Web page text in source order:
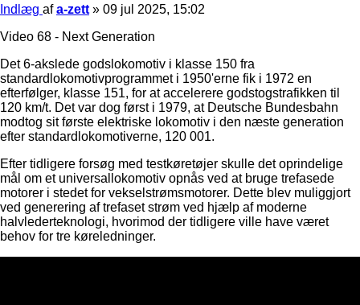
Indlæg afa-zett » 09 jul 2025, 15:02
Video 68 - Next Generation
Det 6-akslede godslokomotiv i klasse 150 fra
standardlokomotivprogrammet i 1950'erne fik i 1972 en
efterfølger, klasse 151, for at accelerere godstogstrafikken til
120 km/t. Det var dog først i 1979, at Deutsche Bundesbahn
modtog sit første elektriske lokomotiv i den næste generation
efter standardlokomotiverne, 120 001.
Efter tidligere forsøg med testkøretøjer skulle det oprindelige
mål om et universallokomotiv opnås ved at bruge trefasede
motorer i stedet for vekselstrømsmotorer. Dette blev muliggjort
ved generering af trefaset strøm ved hjælp af moderne
halvlederteknologi, hvorimod der tidligere ville have været
behov for tre køreledninger.